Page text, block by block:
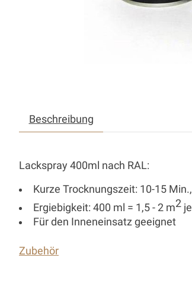
Beschreibung
Lackspray 400ml nach RAL:
Kurze Trocknungszeit: 10-15
Ergiebigkeit: 400 ml = 1,5 - 2 m2je
Für den Inneneinsatz geeignet
Zubehör